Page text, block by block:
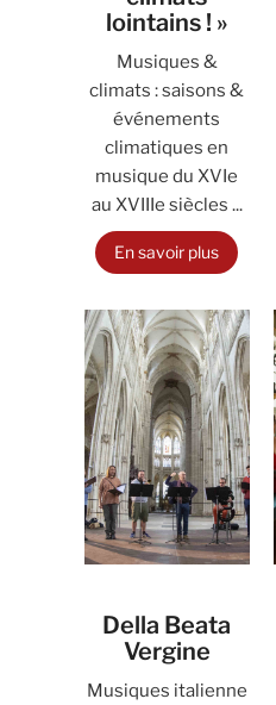
lointains ! »
Musiques &
climats : saisons &
événements
climatiques en
musique du XVIe
au XVIIIe siècles ...
En savoir plus
Della Beata
Vergine
Musiques italienne